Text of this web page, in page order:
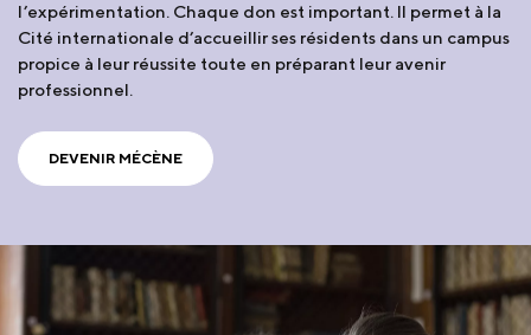
l’expérimentation. Chaque don est important. Il permet à la
Cité internationale d’accueillir ses résidents dans un campus
propice à leur réussite toute en préparant leur avenir
professionnel.
DEVENIR MÉCÈNE